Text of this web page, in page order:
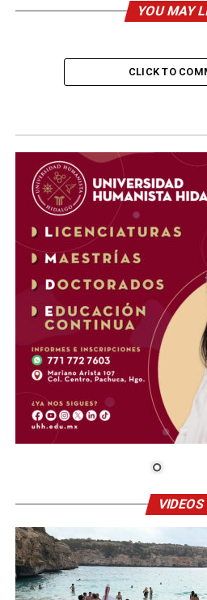
YOU MAY
CLICK TO
VIDEOS